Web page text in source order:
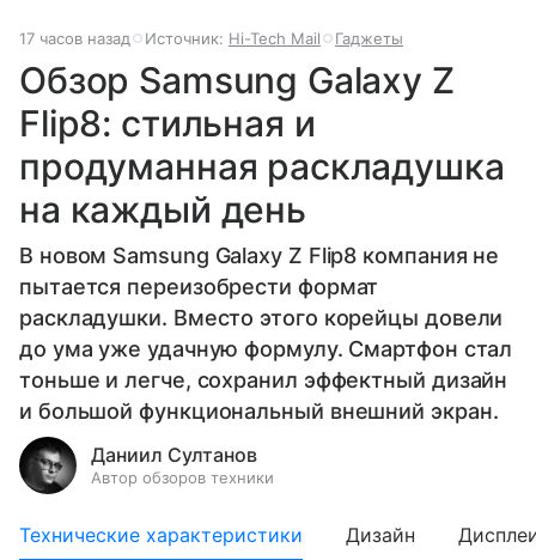
17 часов назад Источник: Hi-Tech Mail Гаджеты
Обзор Samsung Galaxy Z
Flip8: стильная и
продуманная раскладушка
на каждый день
В новом Samsung Galaxy Z Flip8 компания не
пытается переизобрести формат
раскладушки. Вместо этого корейцы довели
до ума уже удачную формулу. Смартфон стал
тоньше и легче, сохранил эффектный дизайн
и большой функциональный внешний экран.
Даниил Султанов
Автор обзоров техники
Технические характеристики Дизайн